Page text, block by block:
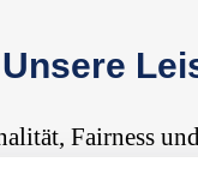
Unsere
Fairness